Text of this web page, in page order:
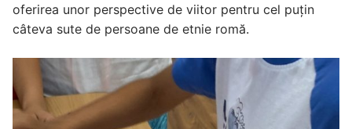
oferirea unor perspective de viitor pentru cel puțin
câteva sute de persoane de etnie romă.